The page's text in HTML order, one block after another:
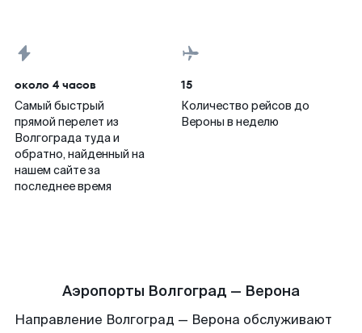
около 4 часов
Самый быстрый
прямой перелет из
Волгограда туда и
обратно, найденный на
нашем сайте за
последнее время
15
Количество рейсов до
Вероны в неделю
Аэропорты Волгоград — Верона
Направление Волгоград — Верона обслуживают